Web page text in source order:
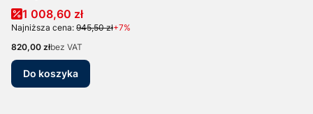
Cena promocyjna
1 008,60 zł
Najniższa cena: 945,50 zł+7%
Cena
820,00 złbez VAT
Do koszyka